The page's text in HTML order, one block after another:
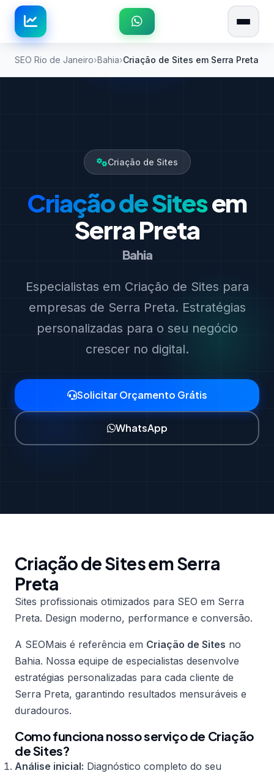
SEO Rio de Janeiro Bahia Criação de Sites em Serra Preta
Criação de Sites
Criação de Sitesem
Serra Preta
Bahia
Especialistas em Criação de Sites para
empresas de Serra Preta. Estratégias
personalizadas para o seu negócio
crescer no digital.
Solicitar Orçamento Grátis
WhatsApp
Criação de Sites em Serra
Preta
Sites profissionais otimizados para SEO em Serra
Preta. Design moderno, performance e conversão.
A SEOMais é referência em Criação de Sites no
Bahia. Nossa equipe de especialistas desenvolve
estratégias personalizadas para cada cliente de
Serra Preta, garantindo resultados mensuráveis e
duradouros.
Como funciona nosso serviço de Criação
de Sites?
Análise inicial: Diagnóstico completo do seu